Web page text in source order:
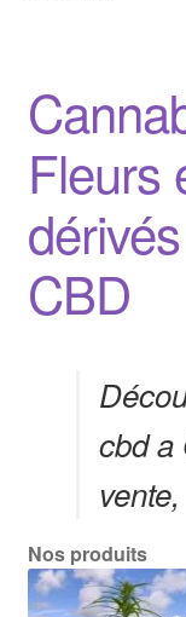
Fleurs
CBD
cbd a
vente,
Nos produits